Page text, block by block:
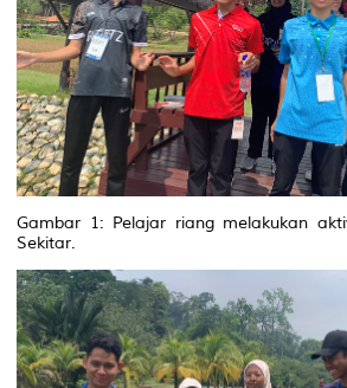
Gambar 1: Pelajar riang melakukan
Sekitar.